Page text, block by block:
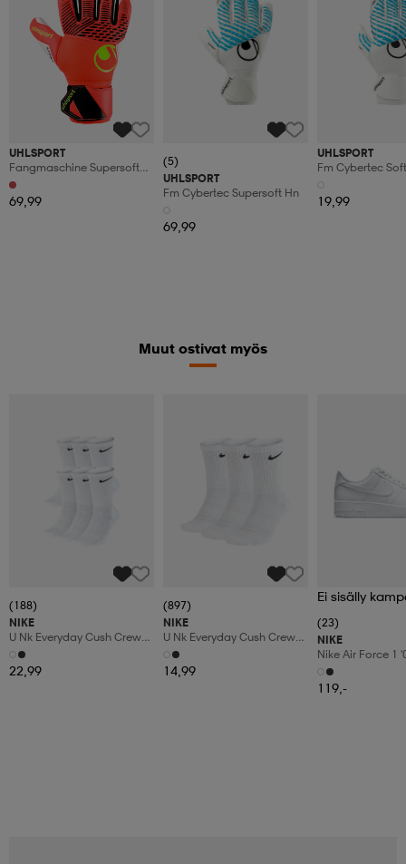
UHLSPORT
Fangmaschine Supersoft
Hn
69,99
(5)
UHLSPORT
Fm Cybertec Supersoft Hn
69,99
UHLSPORT
Fm Cybertec
19,99
Muut ostivat myös
(188)
NIKE
U Nk Everyday Cush Crew
6pr-Bd
22,99
(897)
NIKE
U Nk Everyday Cush Crew
3pr
14,99
Ei sisälly
(23)
NIKE
Nike Air Force 1
Shoes
119,-